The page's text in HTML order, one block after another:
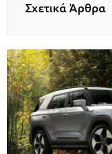
Σχετικά Άρθρα